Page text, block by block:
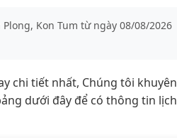
Kon Tum từ ngày 08/08/2026
chi tiết nhất, Chúng tôi khuyên
dưới đây để có thông tin lịch